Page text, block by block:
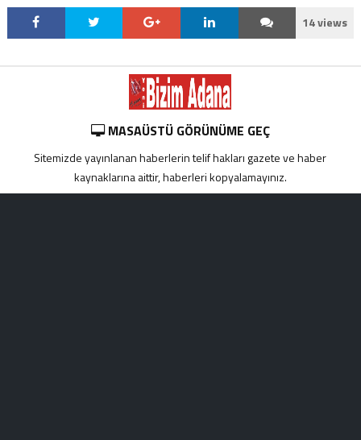
14 views
MASAÜSTÜ GÖRÜNÜME GEÇ
Sitemizde yayınlanan haberlerin telif hakları gazete ve haber
kaynaklarına aittir, haberleri kopyalamayınız.